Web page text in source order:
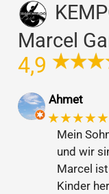
Marcel
4,9
Ahmet
★★★★★
Mein
und wir
Marcel
Kinder